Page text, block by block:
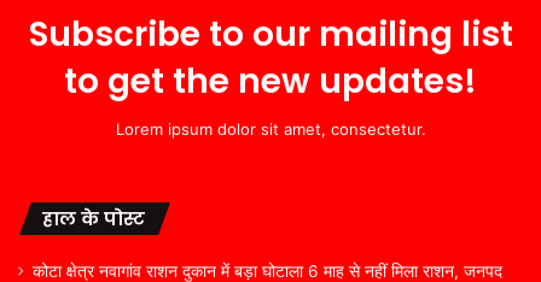
Subscribe to our mailing list
to get the new updates!
Lorem ipsum dolor sit amet, consectetur.
हाल के पोस्ट
कोटा क्षेत्र नवागांव राशन दुकान में बड़ा घोटाला 6 माह से नहीं मिला राशन, जनपद